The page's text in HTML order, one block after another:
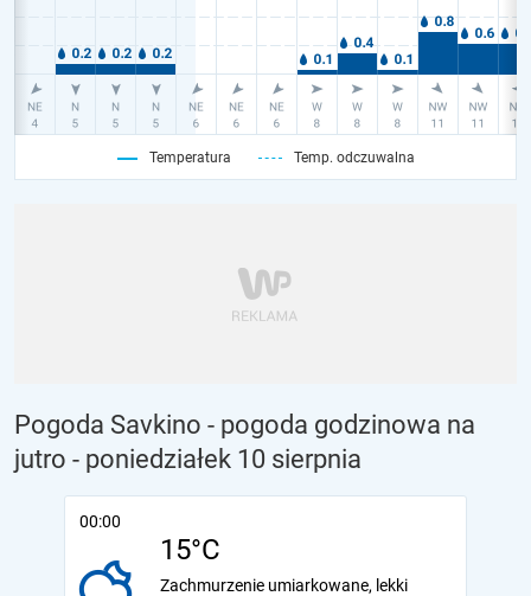
Temperatura Temp. odczuwalna
Pogoda Savkino - pogoda godzinowa na
jutro - poniedziałek 10 sierpnia
00:00
15°C
Zachmurzenie umiarkowane, lekki